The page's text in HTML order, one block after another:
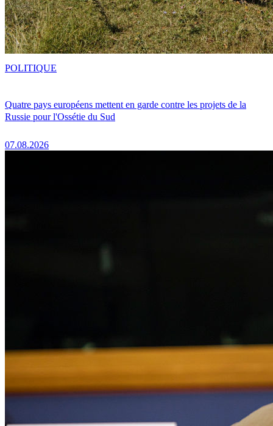
Quatre pays européens mettent en garde contre les projets de la
Russie pour l'Ossétie du Sud
07.08.2026
POLITIQUE